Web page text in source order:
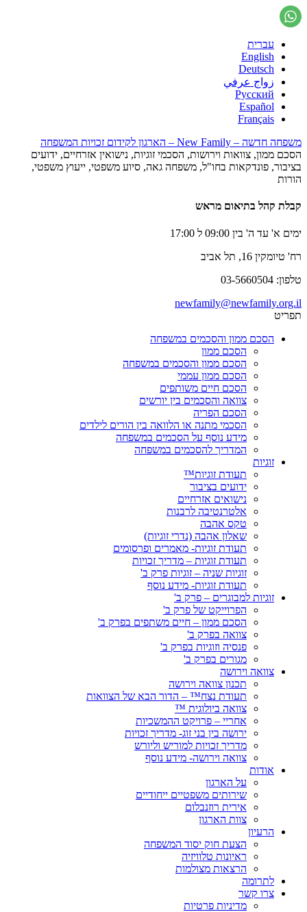
עברית
English
Deutsch
زواج عرفي
Русский
Español
Français
משפחה חדשה – New Family – הארגון לקידום זכויות המשפחה
הסכם ממון, צוואות וירושות, הסכמי זוגיות, נישואין אזרחיים, ידועים
בציבור, פונדקאות בחו"ל, משפחה גאה, סיוע משפטי, ייעוץ משפטי,
הורות
קבלת קהל בתיאום מראש
ימים א' עד ה' בין 09:00 ל 17:00
רח' טיומקין 16, תל אביב
טלפון: 03-5660504
newfamily@newfamily.org.il
תפריט
הסכם ממון והסכמים במשפחה
הסכם ממון
הסכם ממון והסכמים במשפחה
הסכם ממון עממי
הסכם חיים משותפים
צוואה והסכמים בין יורשים
הסכם הפריה
הסכמי מתנה או הלוואה בין הורים לילדים
מידע נוסף על הסכמים במשפחה
המדריך להסכמים במשפחה
זוגיות
תעודת זוגיות™
ידועים בציבור
נישואים אזרחיים
אלטרנטיבה לרבנות
טקס אהבה
שאלון אהבה (נדרי זוגיות)
תעודת זוגיות- מאמרים ופרסומים
תעודת זוגיות – מדריך זכויות
זוגיות שניה – זוגיות פרק ב'
תעודת זוגיות- מידע נוסף
זוגיות למבוגרים – פרק ב'
הפרוייקט של פרק ב'
הסכם ממון – חיים משתפים בפרק ב'
צוואה בפרק ב'
פנסיה וזוגיות בפרק ב'
מגורים בפרק ב'
צוואה וירושה
תכנון צוואה וירושה
תעודת נצח™ – הדור הבא של הצוואות
צוואה ביולוגית ™
אחריי – פרויקט ההמשכיות
ירושה בין בני זוג- מדריך זכויות
מדריך זכויות למוריש וליורש
צוואה וירושה- מידע נוסף
אודות
על הארגון
שירותים משפטיים ייחודיים
אירית רוזנבלום
צוות הארגון
הרעיון
הצעת חוק יסוד המשפחה
ראיונות טלוויזיה
הרצאות מצולמות
לתרומה
צרו קשר
מדיניות פרטיות